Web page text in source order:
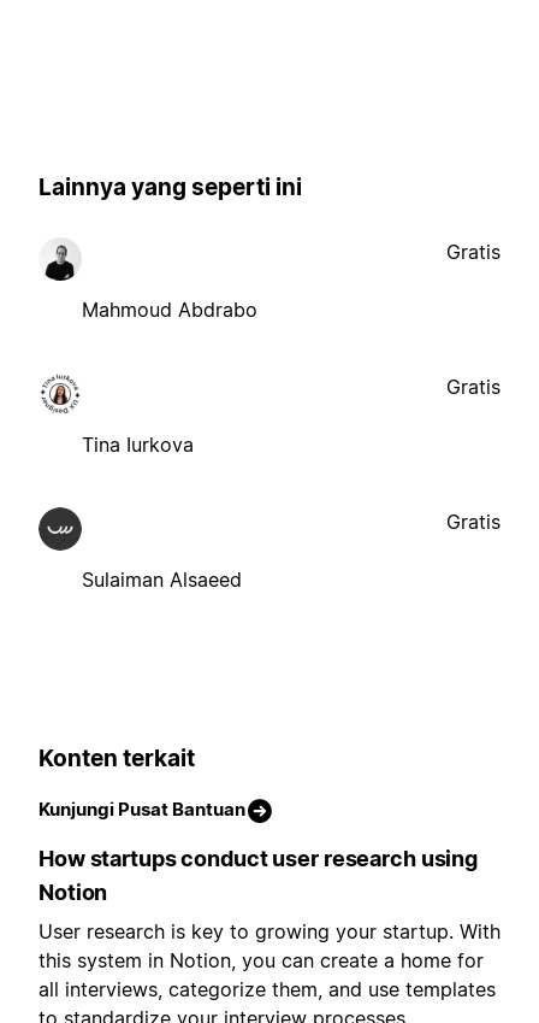
Lainnya yang seperti ini
Mahmoud Abdrabo
Gratis
Tina Iurkova
Gratis
Sulaiman Alsaeed
Gratis
Konten terkait
Kunjungi Pusat Bantuan
How startups conduct user research using
Notion
User research is key to growing your startup. With
this system in Notion, you can create a home for
all interviews, categorize them, and use templates